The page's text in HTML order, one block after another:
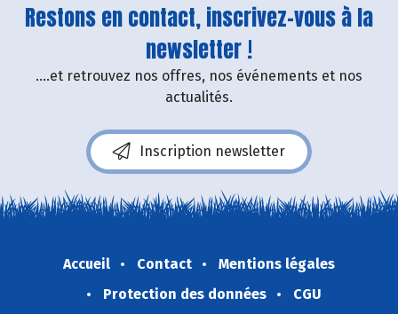
Restons en contact, inscrivez-vous à la
newsletter !
....et retrouvez nos offres, nos événements et nos
actualités.
Inscription newsletter
Accueil Contact
Mentions légales
Protection des données
CGU